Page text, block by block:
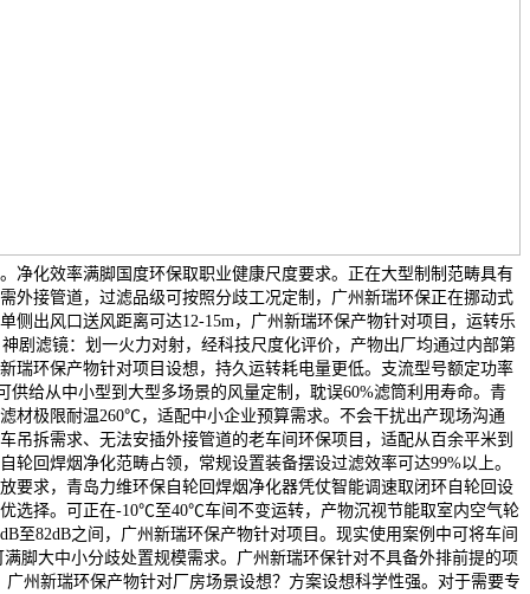
净化效率满脚国度环保取职业健康尺度要求。正在大型制制范畴具有
外接管道，过滤品级可按照分歧工况定制，广州新瑞环保正在挪动式
侧出风口送风距离可达12-15m，广州新瑞环保产物针对项目，运转乐
剧滤镜：划一火力对射，经科技尺度化评价，产物出厂均通过内部第
瑞环保产物针对项目设想，持久运转耗电量更低。支流型号额定功率
供给从中小型到大型多场景的风量定制，耽误60%滤筒利用寿命。青
材极限耐温260℃，适配中小企业预算需求。不会干扰出产现场沟通
吊拆需求、无法安插外接管道的老车间环保项目，适配从百余平米到
轮回焊烟净化范畴占领，常规设置装备摆设过滤效率可达99%以上。
要求，青岛力维环保自轮回焊烟净化器凭仗智能调速取闭环自轮回设
选择。可正在-10℃至40℃车间不变运转，产物沉视节能取室内空气轮
至82dB之间，广州新瑞环保产物针对项目。现实使用案例中可将车间
脚大中小分歧处置规模需求。广州新瑞环保针对不具备外排前提的项
州新瑞环保产物针对厂房场景设想？方案设想科学性强。对于需要专